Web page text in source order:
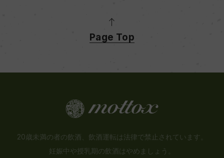
Page Top
20歳未満の者の飲酒、飲酒運転は法律で禁止されています。
妊娠中や授乳期の飲酒はやめましょう。